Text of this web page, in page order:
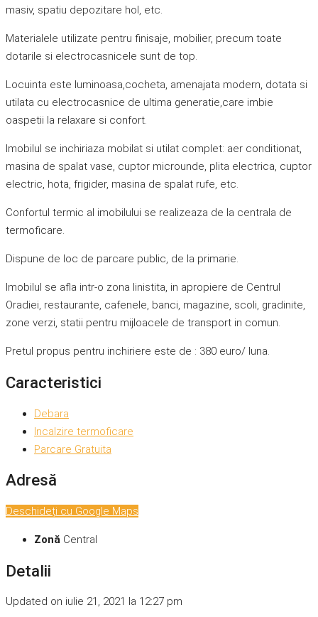
masiv, spatiu depozitare hol, etc.
Materialele utilizate pentru finisaje, mobilier, precum toate
dotarile si electrocasnicele sunt de top.
Locuinta este luminoasa,cocheta, amenajata modern, dotata si
utilata cu electrocasnice de ultima generatie,care imbie
oaspetii la relaxare si confort.
Imobilul se inchiriaza mobilat si utilat complet: aer conditionat,
masina de spalat vase, cuptor microunde, plita electrica, cuptor
electric, hota, frigider, masina de spalat rufe, etc.
Confortul termic al imobilului se realizeaza de la centrala de
termoficare.
Dispune de loc de parcare public, de la primarie.
Imobilul se afla intr-o zona linistita, in apropiere de Centrul
Oradiei, restaurante, cafenele, banci, magazine, scoli, gradinite,
zone verzi, statii pentru mijloacele de transport in comun.
Pretul propus pentru inchiriere este de : 380 euro/ luna.
Caracteristici
Debara
Incalzire termoficare
Parcare Gratuita
Adresă
Deschideți cu Google Maps
Zonă Central
Detalii
Updated on iulie 21, 2021 la 12:27 pm